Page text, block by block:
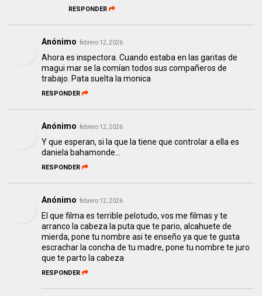
RESPONDER
Anónimo febrero 12, 2026
Ahora es inspectora. Cuando estaba en las garitas de
magui mar se la comían todos sus compañeros de
trabajo. Pata suelta la monica
RESPONDER
Anónimo febrero 12, 2026
Y que esperan, si la que la tiene que controlar a ella es
daniela bahamonde...
RESPONDER
Anónimo febrero 12, 2026
El que filma es terrible pelotudo, vos me filmas y te
arranco la cabeza la puta que te pario, alcahuete de
mierda, pone tu nombre asi te enseño ya que te gusta
escrachar la concha de tu madre, pone tu nombre te juro
que te parto la cabeza
RESPONDER